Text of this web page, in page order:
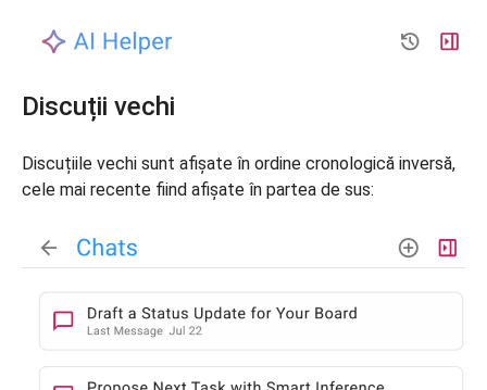
Discuții vechi
Discuțiile vechi sunt afișate în ordine cronologică inversă,
cele mai recente fiind afișate în partea de sus: